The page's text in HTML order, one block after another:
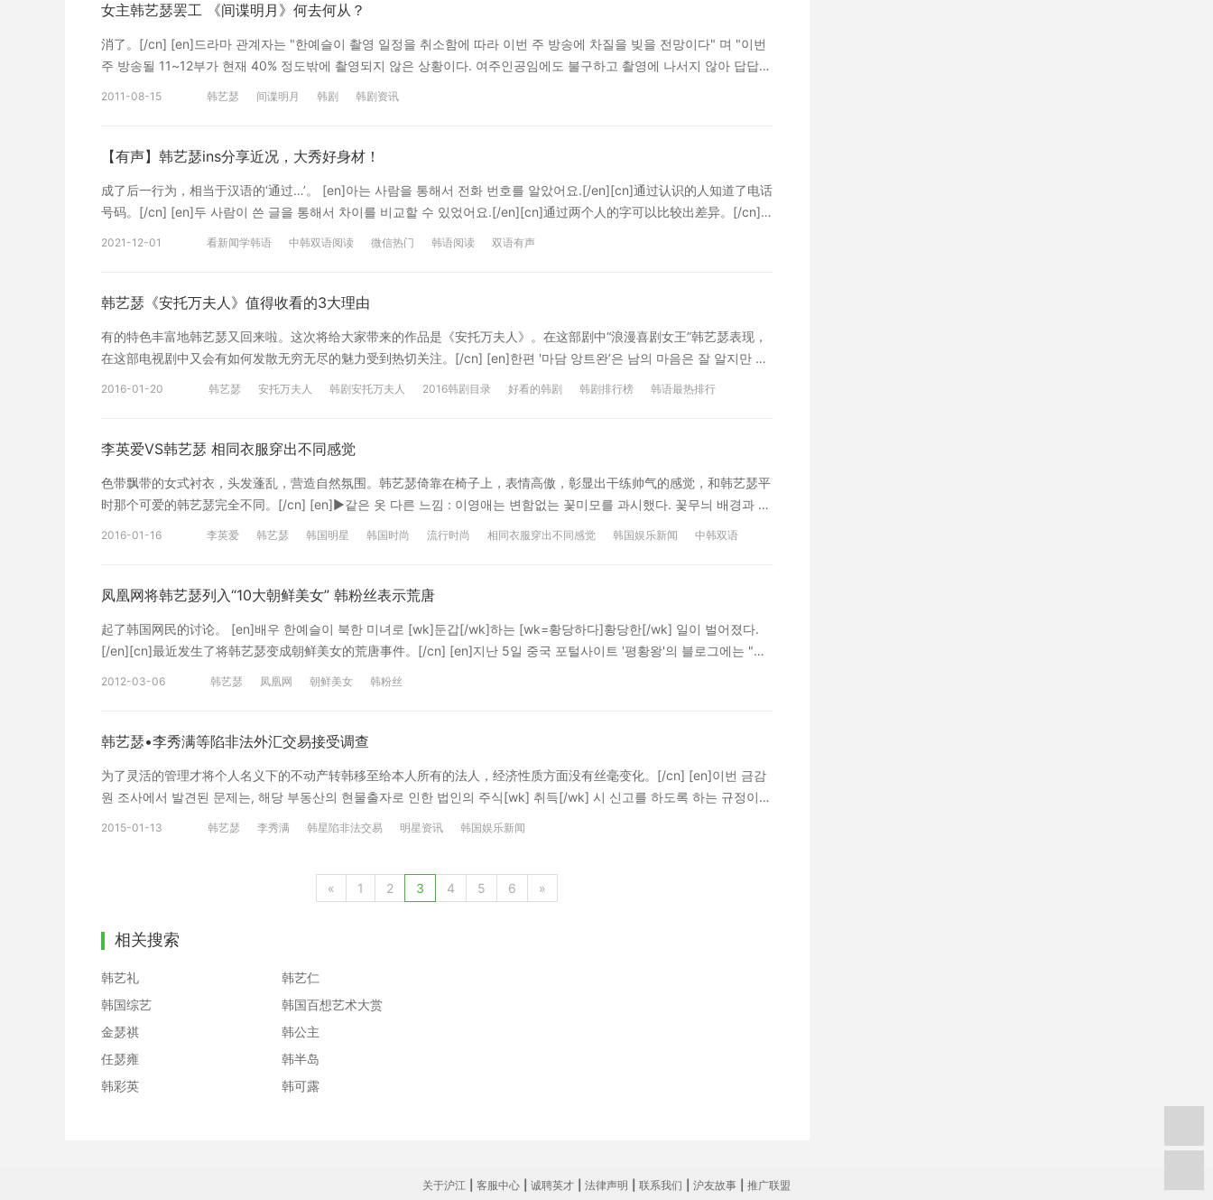
最大化的原状恢复来支持。也在针对补偿方案进行讨论”[/cn] [en]차병원 측이 적극적으로 해명에 나섰지만 이미 의료사
본의 아니게 차기작도 미뤄지게 됐다.[/en][cn]虽然车医院方面积极进行了解释，但是已经发生的医疗事故，对韩艺瑟来
说受到了无法抹去的创伤，再加上韩艺瑟正在旺盛地活动中，这更是致命的打击。并非本意的下一部作品也不得不推迟。
[/cn] [en]스스로 잘못한 일이 아니기에, 한예슬은 더욱 속상할 것으로 보인다. 빠른 회복을 누구보다 바랐을 테지만 이 역
是希望渺茫的状况。需要一直去烧伤整形专门医院接受治疗，还有也需要接受额外的整形治疗。等待她的一连串是叫人惋
惜的状况。[/cn] [en]한예슬의 말처럼 그 어떤 보상도 위로가 되지 않을 터. 그럼에도 치료를 위해 최선을 다하고 회복할
수 있도록 해야 할 것이다. 모두가 한예슬을 걱정하고, 응원하고 있다는 것도 잊지 말아야 한다.[/en][cn]就像韩艺瑟自己
院进行脂肪肿去除手术的时候，不幸遭遇的医疗事故。韩在为她担心，为她加油，请不要遗忘这一点。[/cn] 韩网评论 本
女主韩艺瑟罢工 《间谍明月》何去何从？
消了。[/cn] [en]드라마 관계자는 "한예슬이 촬영 일정을 취소함에 따라 이번 주 방송에 차질을 빚을 전망이다" 며 "이번
주 방송될 11~12부가 현재 40% 정도밖에 촬영되지 않은 상황이다. 여주인공임에도 불구하고 촬영에 나서지 않아 답답하
的“间谍明月”第韩艺瑟11集的部分直到现在都没有拍摄完成。可以预测，会造成放送开天窗。[/cn] 相关单词： 스케줄:日
2011-08-15 韩艺瑟 间谍明月 韩剧 韩剧资讯
【有声】韩艺瑟ins分享近况，大秀好身材！
成了后一行为，相当于汉语的‘通过…’。 [en]아는 사람을 통해서 전화 번호를 알았어요.[/en][cn]通过认识的人知道了电话
号码。[/cn] [en]두 사람이 쓴 글을 통해서 차이를 비교할 수 있었어요.[/en][cn]通过两个人的字可以比较出差异。[/cn] -
를 봤어요.[/en][cn]看了关于韩国战争的电影。[/cn] [en]저는 박지영 씨에 관해서 잘 몰라요.[/en][cn]我对于朴智英不太
疑似牛郎？韩艺瑟怒斥油管博主 本翻译为沪江韩语原创，禁止转载
2021-12-01 看新闻学韩语 中韩双语阅读 微信热门 韩语阅读 双语有声
韩艺瑟《安托万夫人》值得收看的3大理由
有的特色丰富地韩艺瑟又回来啦。这次将给大家带来的作品是《安托万夫人》。在这部剧中“浪漫喜剧女王”韩艺瑟表现，
在这部电视剧中又会有如何发散无穷无尽的魅力受到热切关注。[/cn] [en]한편 '마담 앙트완’은 남의 마음은 잘 알지만 자
夫人》将在1月22日（周五）晚8时30分首播。[/cn] 查看更多2016韩剧相关资讯>> 本翻译为沪江韩语原创，禁止转载。
2016-01-20 韩艺瑟 安托万夫人 韩剧安托万夫人 2016韩剧目录 好看的韩剧 韩剧排行榜
韩语最热排行
李英爱VS韩艺瑟 相同衣服穿出不同感觉
色带飘带的女式衬衣，头发蓬乱，营造自然氛围。韩艺瑟倚靠在椅子上，表情高傲，彰显出干练帅气的感觉，和韩艺瑟平
时那个可爱的韩艺瑟完全不同。[/cn] [en]▶같은 옷 다른 느낌 : 이영애는 변함없는 꽃미모를 과시했다. 꽃무늬 배경과 수
同衣服不同感觉：李英爱展示了毫无变化的如花美貌，她在花朵背景板、印花套装和配饰的映衬下散发出耀眼的光芒。飘
女性美的象征，但她用高傲的表情和傲慢的动作把干练帅气之美表现到极致。蓬乱的头发和烟熏妆也在营造这种反转魅力
的过程中发挥了不小的作用。[/cn] 更多相同衣服穿出不同感觉>> 本翻译为沪江韩语原创，禁止转载。
2016-01-16 李英爱 韩艺瑟 韩国明星 韩国时尚 流行时尚 相同衣服穿出不同感觉 韩国娱乐新闻 中韩双语
凤凰网将韩艺瑟列入“10大朝鲜美女” 韩粉丝表示荒唐
起了韩国网民的讨论。 [en]배우 한예슬이 북한 미녀로 [wk]둔갑[/wk]하는 [wk=황당하다]황당한[/wk] 일이 벌어졌다.
[/en][cn]最近发生了将韩艺瑟变成朝鲜美女的荒唐事件。[/cn] [en]지난 5일 중국 포털사이트 '평황왕'의 블로그에는 "북
희'로 소개돼기도 했다.이에 몇몇 중국 누리꾼들은 "사진 속 여인은 한예슬이다"라며 오류를 지적했다.[/en][cn]特别是韩
尖上，这次是凤凰网居然将韩艺瑟片中的人是韩艺瑟”。[/cn] [en]이 사진을 본 누리꾼들은 '황당하다'는 반응을 보였다.
[/en][cn]看到此照片的网民表示：“真是荒唐”。[/cn] 本内容为沪江韩语原创翻译，转载请注明出处。
2012-03-06 韩艺瑟 凤凰网 朝鲜美女 韩粉丝
韩艺瑟•李秀满等陷非法外汇交易接受调查
为了灵活的管理才将个人名义下的不动产转韩移至给本人所有的法人，经济性质方面没有丝毫变化。[/cn] [en]이번 금감
원 조사에서 발견된 문제는, 해당 부동산의 현물출자로 인한 법인의 주식[wk] 취득[/wk] 시 신고를 하도록 하는 규정이
产的实物投资获得的法人股份申报时，没有认知到相关规定，延迟申报导致。对此金融监督院最近通知，要支付延迟申报
导致的罚金。对此当局也认定此次事件并非刻意遗漏，而是在不了解具体规定的情况的发生的事情，因此处分缴纳罚金。
다. 그러나 현재 보도되고 있는 내용과 같이 해외부동산을 신고를 하지 않고 불법적으로 취득한 것은 전혀 아님을 명확하
게 말씀드립니다. 만약 그러한 사실이 있었다면 이번 조사 시 법률 위반으로 인한 검찰 조사 의뢰가 있었을 것이나, 단순
能及时申报的部分感到非常抱歉。但是对于现在报道内容关联的没有申报海外不动产，非法取得的分部分绝非事实。如果
是事实，此次调查因违反相关法律会委托检察院进行调查，而并非单纯申报遗漏导致的罚金支付处分，希望大家不要误
会。[/cn] [en]해당 부동산 관련 규정을 제대로 알지 못해 발생한 일이나 결과적으로 관련 규정을 위반하게 된 것에 대해
다시 한 번 죄송한 마음을 전하며, 금감원에서 과태료와 관련한 통지가 오는 대로 충실히 과태료 납부를 이행하도록 하겠
2015-01-13 韩艺瑟 李秀满 韩星陷非法交易 明星资讯 韩国娱乐新闻
« 1 2 3 4 5 6 »
相关搜索
韩艺礼
韩艺仁
韩国综艺
韩国百想艺术大赏
金瑟祺
韩公主
任瑟雍
韩半岛
韩彩英
韩可露
关于沪江 客服中心 诚聘英才 法律声明 联系我们 沪友故事 推广联盟